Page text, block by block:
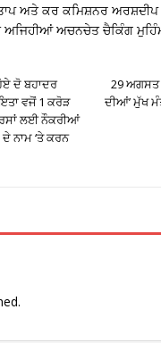
ਅਤੇ ਕਰ ਕਮਿਸ਼ਨਰ ਅਰਸ਼ਦੀਪ
ਅਚਨਚੇਤ ਚੈਕਿੰਗ
ਦੋ ਬਹਾਦਰ
ਵਜੋਂ 1 ਕਰੋੜ
ਲਈ ਨੌਕਰੀਆਂ
ਨਾਮ ‘ਤੇ ਕਰਨ
29 ਅਗਸਤ
ਦੀਆਂ’ ਮੁੱਖ